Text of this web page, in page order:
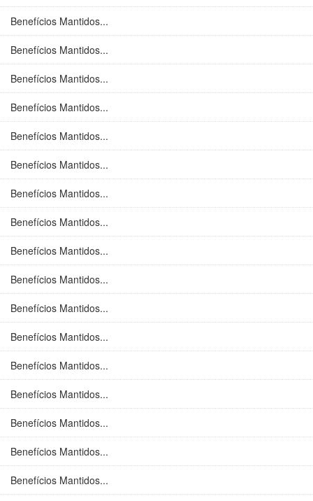
Benefícios Mantidos...
Benefícios Mantidos...
Benefícios Mantidos...
Benefícios Mantidos...
Benefícios Mantidos...
Benefícios Mantidos...
Benefícios Mantidos...
Benefícios Mantidos...
Benefícios Mantidos...
Benefícios Mantidos...
Benefícios Mantidos...
Benefícios Mantidos...
Benefícios Mantidos...
Benefícios Mantidos...
Benefícios Mantidos...
Benefícios Mantidos...
Benefícios Mantidos...